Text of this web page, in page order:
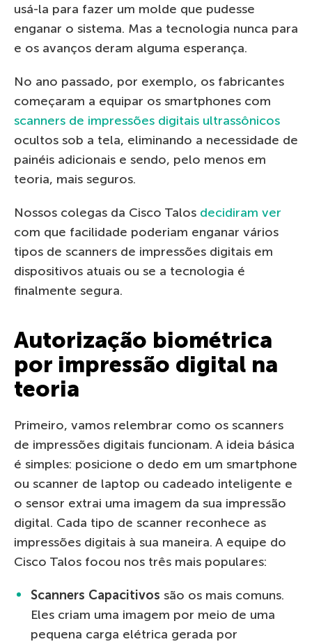
usá-la para fazer um molde que pudesse
enganar o sistema. Mas a tecnologia nunca para
e os avanços deram alguma esperança.
No ano passado, por exemplo, os fabricantes
começaram a equipar os smartphones com
scanners de impressões digitais ultrassônicos
ocultos sob a tela, eliminando a necessidade de
painéis adicionais e sendo, pelo menos em
teoria, mais seguros.
Nossos colegas da Cisco Talos decidiram ver
com que facilidade poderiam enganar vários
tipos de scanners de impressões digitais em
dispositivos atuais ou se a tecnologia é
finalmente segura.
Autorização biométrica
por impressão digital na
teoria
Primeiro, vamos relembrar como os scanners
de impressões digitais funcionam. A ideia básica
é simples: posicione o dedo em um smartphone
ou scanner de laptop ou cadeado inteligente e
o sensor extrai uma imagem da sua impressão
digital. Cada tipo de scanner reconhece as
impressões digitais à sua maneira. A equipe do
Cisco Talos focou nos três mais populares:
Scanners Capacitivos são os mais comuns.
Eles criam uma imagem por meio de uma
pequena carga elétrica gerada por